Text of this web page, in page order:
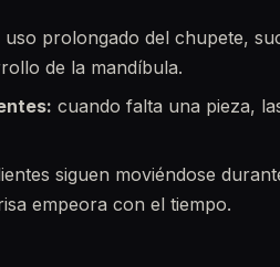
uso prolongado del chupete,
de la mandíbula.
cuando falta una pieza,
siguen moviéndose
empeora con el tiempo.